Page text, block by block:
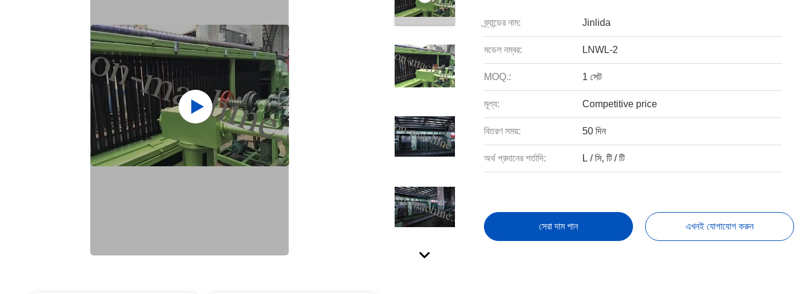
ব্র্যান্ডের নাম: Jinlida
মডেল নম্বর: LNWL-2
MOQ.: 1 সেট
মূল্য: Competitive price
বিতরণ সময়: 50 দিন
অর্থ প্রদানের শর্তাদি: L / সি, টি / টি
সেরা দাম পান এখনই যোগাযোগ করুন